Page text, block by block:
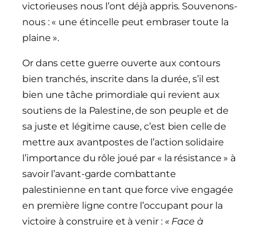
victorieuses nous l’ont déjà appris. Souvenons-
nous : « une étincelle peut embraser toute la
plaine ».
Or dans cette guerre ouverte aux contours
bien tranchés, inscrite dans la durée, s’il est
bien une tâche primordiale qui revient aux
soutiens de la Palestine, de son peuple et de
sa juste et légitime cause, c’est bien celle de
mettre aux avantpostes de l’action solidaire
l’importance du rôle joué par « la résistance » à
savoir l’avant-garde combattante
palestinienne en tant que force vive engagée
en première ligne contre l’occupant pour la
victoire à construire et à venir : « Face à